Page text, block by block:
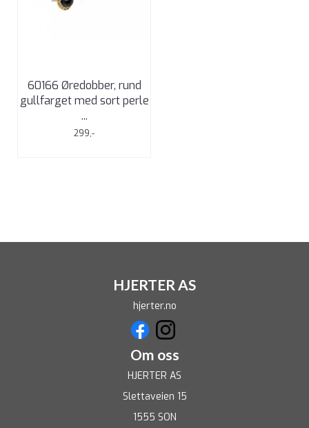
60166 Øredobber, rund
gullfarget med sort perle
...
299,-
HJERTER AS
hjerter.no
Om oss
HJERTER AS
Slettaveien 15
1555 SON